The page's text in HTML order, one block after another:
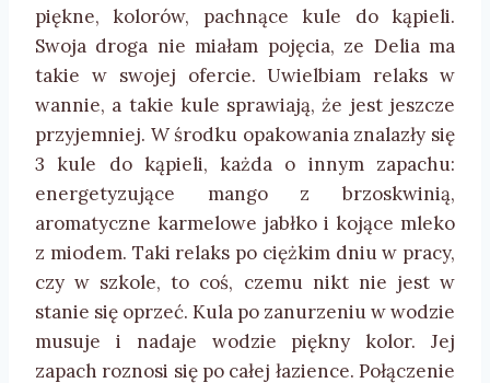
piękne, kolorów, pachnące kule do kąpieli.
Swoja droga nie miałam pojęcia, ze Delia ma
takie w swojej ofercie. Uwielbiam relaks w
wannie, a takie kule sprawiają, że jest jeszcze
przyjemniej. W środku opakowania znalazły się
3 kule do kąpieli, każda o innym zapachu:
energetyzujące mango z brzoskwinią,
aromatyczne karmelowe jabłko i kojące mleko
z miodem. Taki relaks po ciężkim dniu w pracy,
czy w szkole, to coś, czemu nikt nie jest w
stanie się oprzeć. Kula po zanurzeniu w wodzie
musuje i nadaje wodzie piękny kolor. Jej
zapach roznosi się po całej łazience. Połączenie